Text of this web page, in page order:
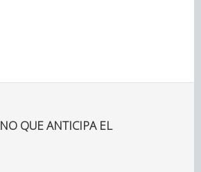
QUE ANTICIPA EL